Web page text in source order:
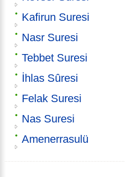
Kafirun Suresi
Nasr Suresi
Tebbet Suresi
İhlas Sûresi
Felak Suresi
Nas Suresi
Amenerrasulü